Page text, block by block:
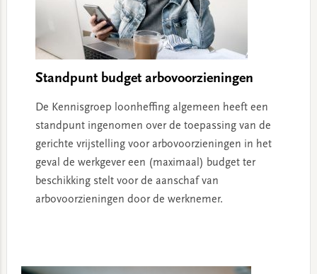
Standpunt budget arbovoorzieningen
De Kennisgroep loonheffing algemeen heeft een
standpunt ingenomen over de toepassing van de
gerichte vrijstelling voor arbovoorzieningen in het
geval de werkgever een (maximaal) budget ter
beschikking stelt voor de aanschaf van
arbovoorzieningen door de werknemer.